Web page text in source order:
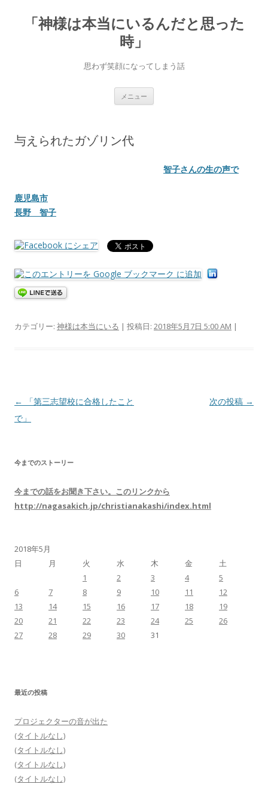
「神様は本当にいるんだと思った
時」
思わず笑顔になってしまう話
メニュー
与えられたガゾリン代
智子さんの生の声で
鹿児島市
長野 智子
カテゴリー: 神様は本当にいる | 投稿日: 2018年5月7日 5:00 AM |
投
稿
ゲ
ー
シ
←
「第三志望校に合格したこと
で」
次の投稿 →
今までのストーリー
今までの話をお聞き下さい。このリンクから
http://nagasakich.jp/christianakashi/index.html
2018年5月
日
月 火 水 木 金
土
1
2 3 4
5
6
7 8 9 10 11
12
13
14 15 16 17 18
19
20
21 22 23 24 25
26
27
28 29 30 31
最近の投稿
プロジェクターの音が出た
(タイトルなし)
(タイトルなし)
(タイトルなし)
(タイトルなし)